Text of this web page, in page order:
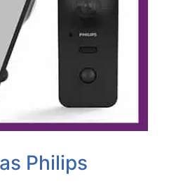
Philips